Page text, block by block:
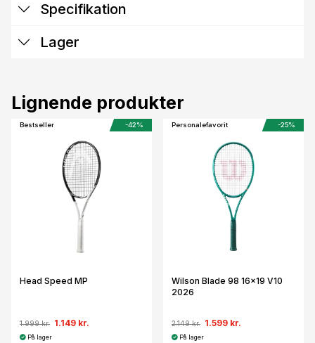
Specifikation
Lager
Lignende produkter
Bestseller -42%
Head Speed MP
1.999 kr. 1.149 kr.
På lager
Personalefavorit -25%
Wilson Blade 98 16x19 V10
2026
2.149 kr. 1.599 kr.
På lager